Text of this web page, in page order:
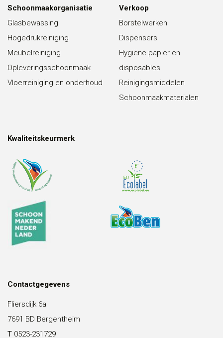
Schoonmaakorganisatie
Glasbewassing
Hogedrukreiniging
Meubelreiniging
Opleveringsschoonmaak
Vloerreiniging en onderhoud
Verkoop
Borstelwerken
Dispensers
Hygiëne papier en
disposables
Reinigingsmiddelen
Schoonmaakmaterialen
Kwaliteitskeurmerk
Contactgegevens
Fliersdijk 6a
7691 BD Bergentheim
T 0523-231729